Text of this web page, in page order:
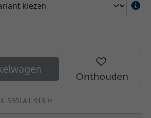
Onthouden
S95LA1-913-H